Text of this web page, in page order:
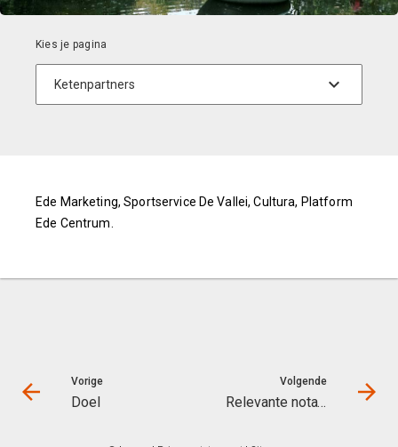
Ede Marketing, Sportservice De Vallei, Cultura, Platform
Ede Centrum.
Vorige
Doel
Volgende
Relevante nota's en lokale regelgeving